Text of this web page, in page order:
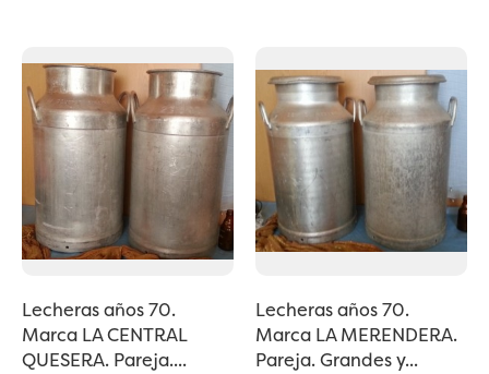
Lecheras años 70.
Marca LA CENTRAL
QUESERA. Pareja....
Lecheras años 70.
Marca LA MERENDERA.
Pareja. Grandes y...